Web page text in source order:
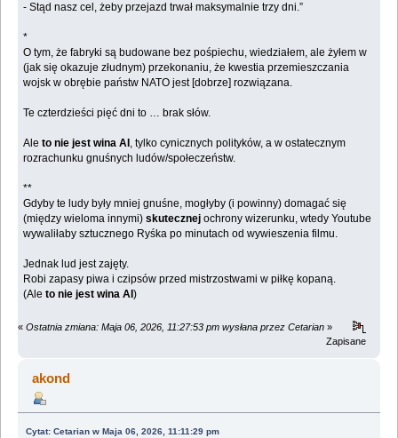
- Stąd nasz cel, żeby przejazd trwał maksymalnie trzy dni.”
*
O tym, że fabryki są budowane bez pośpiechu, wiedziałem, ale żyłem w
(jak się okazuje złudnym) przekonaniu, że kwestia przemieszczania
wojsk w obrębie państw NATO jest [dobrze] rozwiązana.
Te czterdzieści pięć dni to … brak słów.
Ale to nie jest wina AI , tylko cynicznych polityków, a w ostatecznym
rozrachunku gnuśnych ludów/społeczeństw.
**
Gdyby te ludy były mniej gnuśne, mogłyby (i powinny) domagać się
(między wieloma innymi) skutecznej ochrony wizerunku, wtedy Youtube
wywaliłaby sztucznego Ryśka po minutach od wywieszenia filmu.
Jednak lud jest zajęty.
Robi zapasy piwa i czipsów przed mistrzostwami w piłkę kopaną.
(Aleto nie jest wina AI)
« Ostatnia zmiana: Maja 06, 2026, 11:27:53 pm wysłana przez Cetarian »
Zapisane
akond
Cytat: Cetarian w Maja 06, 2026, 11:11:29 pm